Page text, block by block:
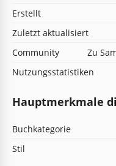
Erstellt
Zuletzt aktualisiert
Community
Zu
Nutzungsstatistiken
Hauptmerkmale
Buchkategorie
Stil